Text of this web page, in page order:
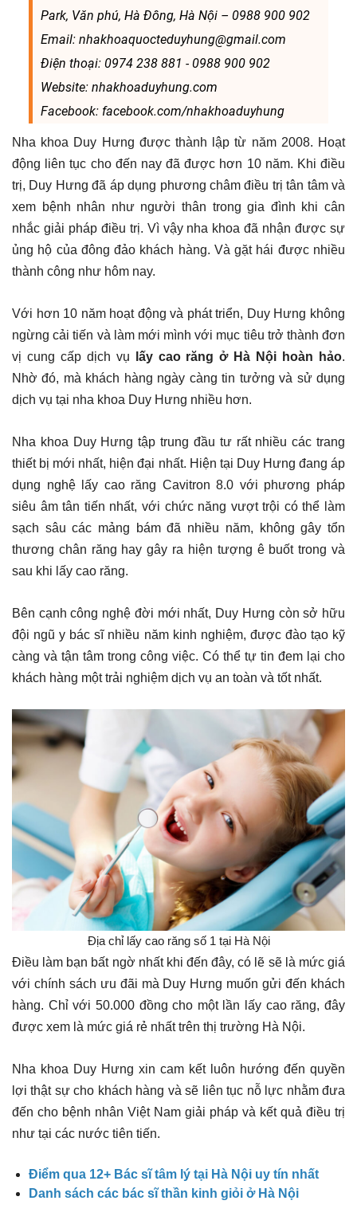
Park, Văn phú, Hà Đông, Hà Nội – 0988 900 902
Email: nhakhoaquocteduyhung@gmail.com
Điện thoại: 0974 238 881 - 0988 900 902
Website: nhakhoaduyhung.com
Facebook: facebook.com/nhakhoaduyhung
Nha khoa Duy Hưng được thành lập từ năm 2008. Hoạt
động liên tục cho đến nay đã được hơn 10 năm. Khi điều
trị, Duy Hưng đã áp dụng phương châm điều trị tân tâm và
xem bệnh nhân như người thân trong gia đình khi cân
nhắc giải pháp điều trị. Vì vậy nha khoa đã nhận được sự
ủng hộ của đông đảo khách hàng. Và gặt hái được nhiều
thành công như hôm nay.
Với hơn 10 năm hoạt động và phát triển, Duy Hưng không
ngừng cải tiến và làm mới mình với mục tiêu trở thành đơn
vị cung cấp dịch vụ
lấy cao răng ở Hà Nội hoàn hảo.
Nhờ đó, mà khách hàng ngày càng tin tưởng và sử dụng
dịch vụ tại nha khoa Duy Hưng nhiều hơn.
Nha khoa Duy Hưng tập trung đầu tư rất nhiều các trang
thiết bị mới nhất, hiện đại nhất. Hiện tại Duy Hưng đang áp
dụng nghệ lấy cao răng Cavitron 8.0 với phương pháp
siêu âm tân tiến nhất, với chức năng vượt trội có thể làm
sạch sâu các mảng bám đã nhiều năm, không gây tổn
thương chân răng hay gây ra hiện tượng ê buốt trong và
sau khi lấy cao răng.
Bên cạnh công nghệ đời mới nhất, Duy Hưng còn sở hữu
đội ngũ y bác sĩ nhiều năm kinh nghiệm, được đào tạo kỹ
càng và tận tâm trong công việc. Có thể tự tin đem lại cho
khách hàng một trải nghiệm dịch vụ an toàn và tốt nhất.
Địa chỉ lấy cao răng số 1 tại Hà Nội
Điều làm bạn bất ngờ nhất khi đến đây, có lẽ sẽ là mức giá
với chính sách ưu đãi mà Duy Hưng muốn gửi đến khách
hàng. Chỉ với 50.000 đồng cho một lần lấy cao răng, đây
được xem là mức giá rẻ nhất trên thị trường Hà Nội.
Nha khoa Duy Hưng xin cam kết luôn hướng đến quyền
lợi thật sự cho khách hàng và sẽ liên tục nỗ lực nhằm đưa
đến cho bệnh nhân Việt Nam giải pháp và kết quả điều trị
như tại các nước tiên tiến.
Điểm qua 12+ Bác sĩ tâm lý tại Hà Nội uy tín nhất
Danh sách các bác sĩ thần kinh giỏi ở Hà Nội